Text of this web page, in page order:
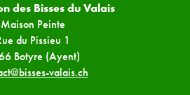
des Bisses du Valais
Maison Peinte
du Pissieu 1
Botyre (Ayent)
valais.ch